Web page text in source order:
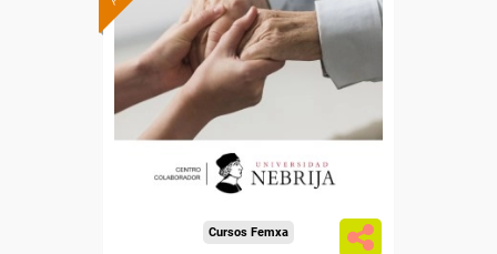
Formación 100%
subvencionada.
Para trabajadores y
autónomos.
Para todos los sectores.
Cursos Femxa